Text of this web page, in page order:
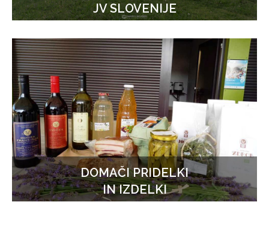
JV SLOVENIJE
DOMAČI PRIDELKI
IN IZDELKI